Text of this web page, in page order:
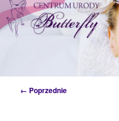
Przeskocz
do
tekstu
Centrum
Tylko od Ciebie zależy kiedy
pomożemy…
Nawigacja
← Poprzednie